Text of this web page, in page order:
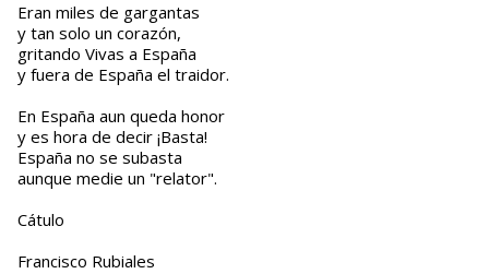
Eran miles de gargantas
y tan solo un corazón,
gritando Vivas a España
y fuera de España el traidor.
En España aun queda honor
y es hora de decir ¡Basta!
España no se subasta
aunque medie un "relator".
Cátulo
Francisco Rubiales